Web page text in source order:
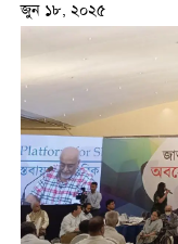
জুন ১৮, ২০২৫